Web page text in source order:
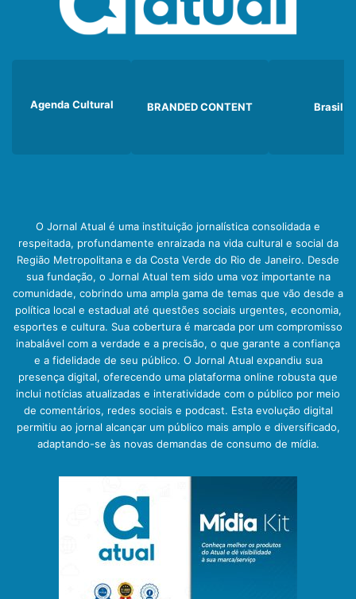
Agenda Cultural BRANDED CONTENT Brasil
O Jornal Atual é uma instituição jornalística consolidada e
respeitada, profundamente enraizada na vida cultural e social da
Região Metropolitana e da Costa Verde do Rio de Janeiro. Desde
sua fundação, o Jornal Atual tem sido uma voz importante na
comunidade, cobrindo uma ampla gama de temas que vão desde a
política local e estadual até questões sociais urgentes, economia,
esportes e cultura. Sua cobertura é marcada por um compromisso
inabalável com a verdade e a precisão, o que garante a confiança
e a fidelidade de seu público. O Jornal Atual expandiu sua
presença digital, oferecendo uma plataforma online robusta que
inclui notícias atualizadas e interatividade com o público por meio
de comentários, redes sociais e podcast. Esta evolução digital
permitiu ao jornal alcançar um público mais amplo e diversificado,
adaptando-se às novas demandas de consumo de mídia.